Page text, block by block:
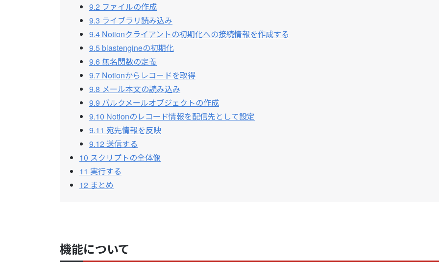
9.2 ファイルの作成
9.3 ライブラリ読み込み
9.4 Notionクライアントの初期化への接続情報を作成する
9.5blastengineの初期化
9.6無名関数の定義
9.7 Notionからレコードを取得
9.8 メール本文の読み込み
9.9 バルクメールオブジェクトの作成
9.10 Notionのレコード情報を配信先として設定
9.11 宛先情報を反映
9.12 送信する
10 スクリプトの全体像
11 実行する
12 まとめ
機能について